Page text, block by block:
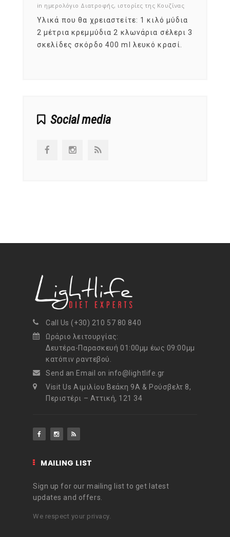
in ημερολόγιο Διατροφής, ιστορίες της Κουζίνας
Υλικά που θα χρειαστείτε: 1 κιλό μύδια
2 μέτρια κρεμμύδια 2 κλωνάρια σέλερι 3
σκελίδες σκόρδο 400 ml λευκό κρασί.
Social media
Call Us (+30) 210 57 80 840
Ωράριο λειτουργίας:
Δευτέρα-Παρασκευή 01:00μμ έως 09:00μμ
κατόπιν ραντεβού.
Send an Email on info@lightlife.gr
Visit Us Αιμιλίου Βεάκη 9Α & Ρούσβελτ 8,
Περιστέρι – Αττική, 121 34
MAILING LIST
Sign up for our mailing list to get latest
updates and offers.
We respect your privacy.